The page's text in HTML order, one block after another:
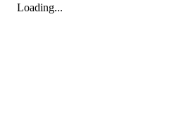
Loading...